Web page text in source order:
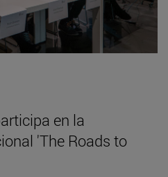
en la
'The Roads to